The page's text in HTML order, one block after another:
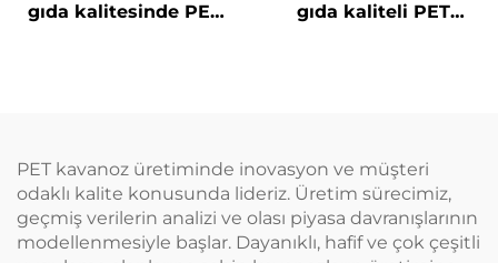
gıda kalitesinde PET
uygun
gıda kaliteli PET
uygun
PET kavanoz üretiminde inovasyon ve müşteri
odaklı kalite konusunda lideriz. Üretim sürecimiz,
geçmiş verilerin analizi ve olası piyasa davranışlarının
modellenmesiyle başlar. Dayanıklı, hafif ve çok çeşitli